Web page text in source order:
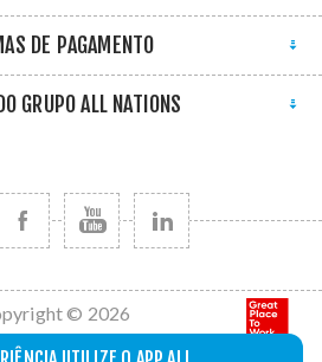
DE PAGAMENTO
GRUPO ALL NATIONS
© 2026
Nations. Todos